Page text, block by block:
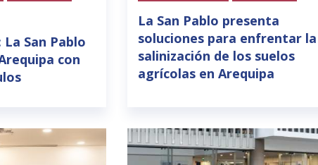
La San Pablo
con
La San Pablo presenta
soluciones para enfrentar la
salinización de los suelos
agrícolas en Arequipa